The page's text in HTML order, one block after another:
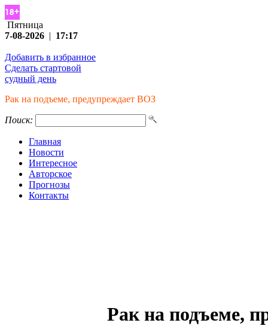
Пятница
7-08-2026 | 17:17
Добавить в избранное
Сделать стартовой
судный день
Рак на подъеме, предупреждает ВОЗ
Поиск:
Главная
Новости
Интересное
Авторское
Прогнозы
Контакты
Рак на подъеме,